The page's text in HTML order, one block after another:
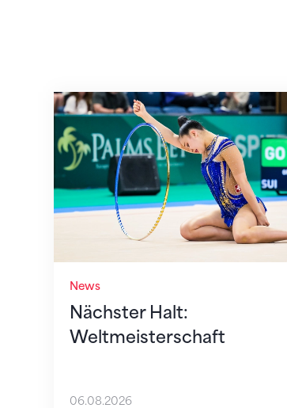
News
Nächster Halt:
Weltmeisterschaft
Nächster Halt: Weltmeisterschaft
06.08.2026